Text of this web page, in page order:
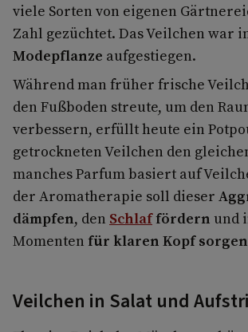
viele Sorten von eigenen
Zahl gezüchtet. Das Veilchen war
Modepflanze aufgestiegen.
Während man früher frische
den Fußboden streute, um den
verbessern, erfüllt heute ein
getrockneten Veilchen den
manches Parfum basiert auf
der Aromatherapie soll dieser
dämpfen, den Schlaffördern und
Momenten für klaren Kopf sorgen
Veilchen in Salat und